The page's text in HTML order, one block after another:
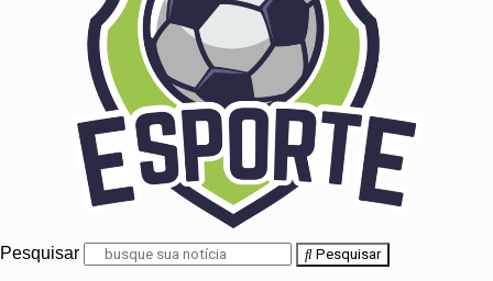
Pesquisar Pesquisar